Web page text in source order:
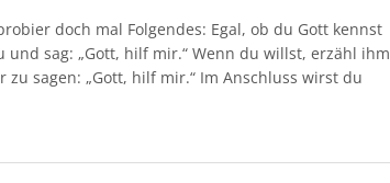
doch mal Folgendes: Egal, ob du Gott kennst
sag: „Gott, hilf mir.“ Wenn du willst, erzähl ihm
sagen: „Gott, hilf mir.“ Im Anschluss wirst du